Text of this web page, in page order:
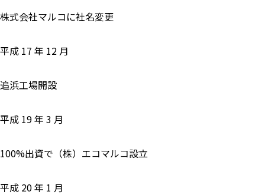
株式会社マルコに社名変更
平成 17 年 12 月
追浜工場開設
平成 19 年 3 月
100%出資で（株）エコマルコ設立
平成 20 年 1 月